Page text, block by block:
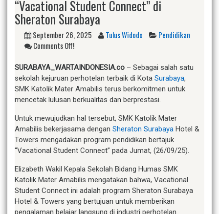
“Vacational Student Connect” di
Sheraton Surabaya
September 26, 2025 Tulus Widodo
Pendidikan
Comments Off!
SURABAYA_WARTAINDONESIA.co – Sebagai salah satu
sekolah kejuruan perhotelan terbaik di Kota Surabaya,
SMK Katolik Mater Amabilis terus berkomitmen untuk
mencetak lulusan berkualitas dan berprestasi.
Untuk mewujudkan hal tersebut, SMK Katolik Mater
Amabilis bekerjasama dengan Sheraton Surabaya Hotel &
Towers mengadakan program pendidikan bertajuk
“Vacational Student Connect” pada Jumat, (26/09/25).
Elizabeth Wakil Kepala Sekolah Bidang Humas SMK
Katolik Mater Amabilis mengatakan bahwa, Vacational
Student Connect ini adalah program Sheraton Surabaya
Hotel & Towers yang bertujuan untuk memberikan
pengalaman belajar langsung di industri perhotelan.